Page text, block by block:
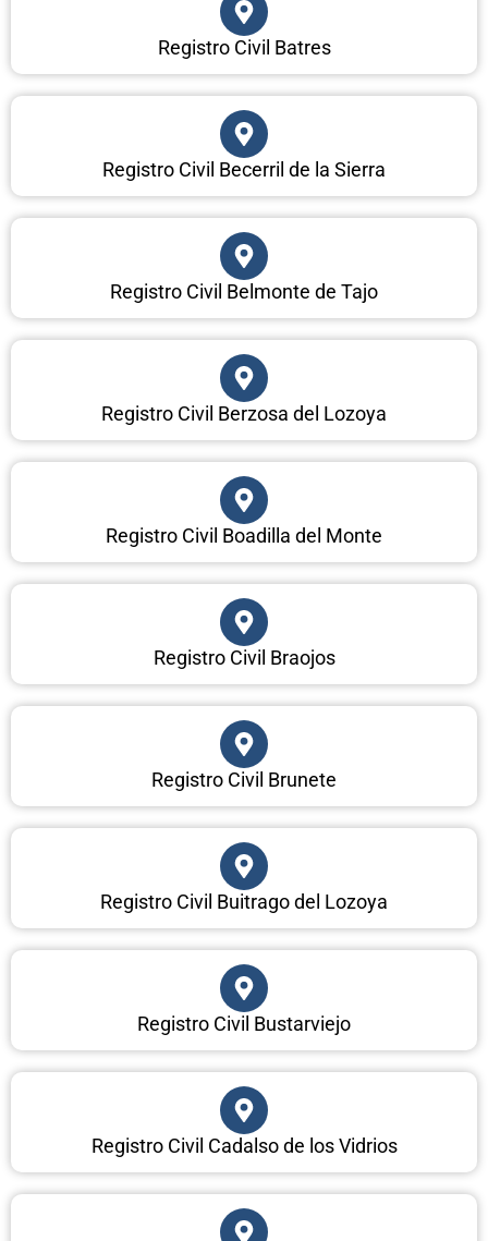
Registro Civil Batres
Registro Civil Becerril de la Sierra
Registro Civil Belmonte de Tajo
Registro Civil Berzosa del Lozoya
Registro Civil Boadilla del Monte
Registro Civil Braojos
Registro Civil Brunete
Registro Civil Buitrago del Lozoya
Registro Civil Bustarviejo
Registro Civil Cadalso de los Vidrios